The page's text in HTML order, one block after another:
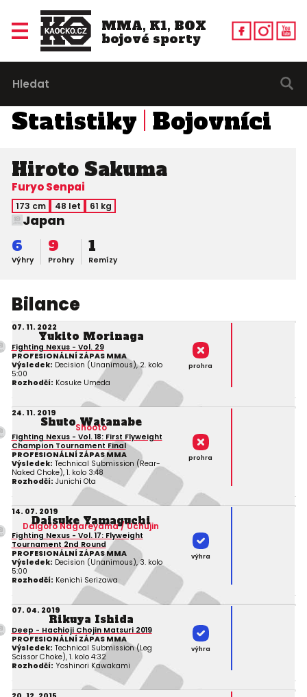
MMA, K1, BOX
bojové sporty
Statistiky Bojovníci
Hiroto Sakuma
Furyo Senpai
173 cm 48 let 61 kg
Japan
Výhry
6
Prohry
9
Remízy
1
Bilance
07. 11. 2022
Yukito Morinaga
Fighting Nexus - Vol. 29
PROFESIONÁLNÍ ZÁPAS MMA
Výsledek: Decision (Unanimous), 2. kolo
5:00
Rozhodčí: Kosuke Umeda
prohra
24. 11. 2019
Shuto Watanabe
Shooto
Fighting Nexus - Vol. 18: First Flyweight
Champion Tournament Final
PROFESIONÁLNÍ ZÁPAS MMA
Výsledek: Technical Submission (Rear-
Naked Choke), 1. kolo 3:48
Rozhodčí: Junichi Ota
prohra
14. 07. 2019
Daisuke Yamaguchi
Daigoro Nagareyama / Uchujin
Fighting Nexus - Vol. 17: Flyweight
Tournament 2nd Round
PROFESIONÁLNÍ ZÁPAS MMA
Výsledek: Decision (Unanimous), 3. kolo
5:00
Rozhodčí: Kenichi Serizawa
výhra
07. 04. 2019
Rikuya Ishida
Deep - Hachioji Chojin Matsuri 2019
PROFESIONÁLNÍ ZÁPAS MMA
Výsledek: Technical Submission (Leg
Scissor Choke), 1. kolo 4:32
Rozhodčí: Yoshinori Kawakami
výhra